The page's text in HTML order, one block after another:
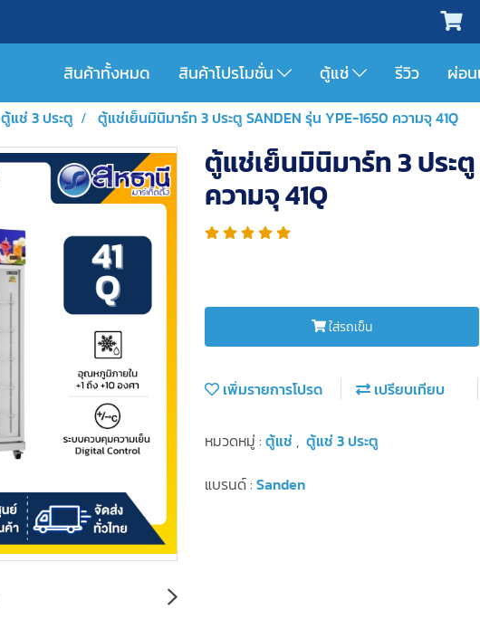
สินค้าทั้งหมด สินค้าโปรโมชั่น ตู้แช่ รีวิว ผ่อน
ตู้แช่ 3 ประตู ตู้แช่เย็นมินิมาร์ท 3 ประตู SANDEN รุ่น YPE-1650 ความจุ 41Q
ตู้แช่เย็นมินิมาร์ท 3 ประตู
ความจุ 41Q
ใส่รถเข็น
เพิ่มรายการโปรด เปรียบเทียบ
หมวดหมู่ : ตู้แช่ , ตู้แช่ 3 ประตู
แบรนด์ : Sanden